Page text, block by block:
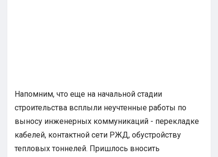
Напомним, что еще на начальной стадии
строительства всплыли неучтенные работы по
выносу инженерных коммуникаций - перекладке
кабелей, контактной сети РЖД, обустройству
тепловых тоннелей. Пришлось вносить